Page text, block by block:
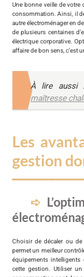
Une bonne veille de
consommation. Ainsi, il
autre électroménager en
de plusieurs centaines
électrique corporative.
affaire de bon sens, c’est
À lire
maîtresse
Les
gestion
Choisir de décaler ou de
permet un meilleur
équipements intelligents
cette gestion. Utiliser